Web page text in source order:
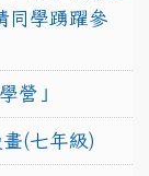
同學踴躍參
營」
(七年級)